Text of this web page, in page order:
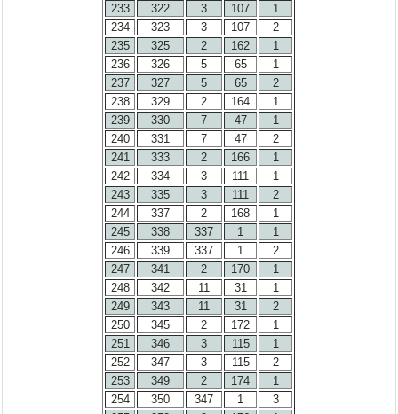
233
322 3 107
1
234
323 3 107
2
235
325 2 162
1
236
326 5 65
1
237
327 5 65
2
238
329 2 164
1
239
330 7 47
1
240
331 7 47
2
241
333 2 166
1
242
334 3 111
1
243
335 3 111
2
244
337 2 168
1
245
338 337 1
1
246
339 337 1
2
247
341 2 170
1
248
342 11 31
1
249
343 11 31
2
250
345 2 172
1
251
346 3 115
1
252
347 3 115
2
253
349 2 174
1
254
350 347 1
3